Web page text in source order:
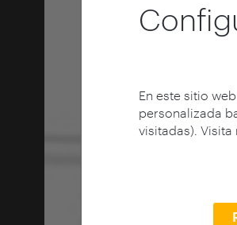
En este sitio
personalizada
visitadas). Visita